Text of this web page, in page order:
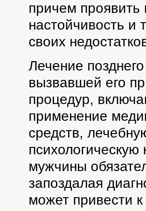
причем
настойчивость и
своих
Лечение
вызвавшей его
процедур,
применение
средств,
мужчины
запоздалая
может привести